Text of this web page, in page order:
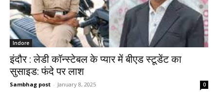
Indore
इंदौर : लेडी कॉन्स्टेबल के प्यार में बीएड स्टूडेंट का
सुसाइड: फंदे पर लाश
Sambhag post - January 8, 2025 0